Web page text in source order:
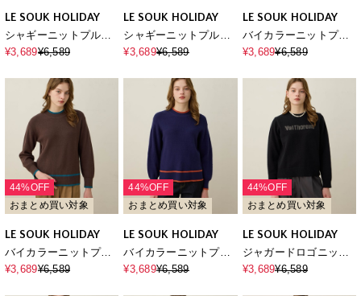
LE SOUK HOLIDAY
シャギーニットプルオ
ーバー
¥3,689¥6,589
LE SOUK HOLIDAY
シャギーニットプルオ
ーバー
¥3,689¥6,589
LE SOUK HOLIDAY
バイカラーニットプル
オーバー【ハンドウォ
¥3,689¥6,589
44%OFF
おまとめ買い対象
LE SOUK HOLIDAY
バイカラーニットプル
オーバー【ハンドウォ
¥3,689¥6,589
44%OFF
おまとめ買い対象
LE SOUK HOLIDAY
バイカラーニットプル
オーバー【ハンドウォ
¥3,689¥6,589
44%OFF
おまとめ買い対象
LE SOUK HOLIDAY
ジャガードロゴニット
プルオーバー【ハンド
¥3,689¥6,589